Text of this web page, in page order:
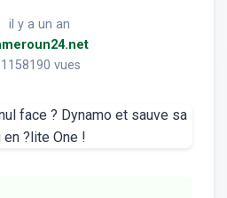
il y a un an
1158190 vues